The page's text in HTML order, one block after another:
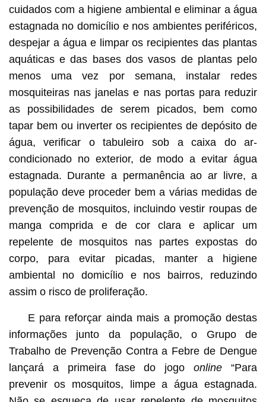
cuidados com a higiene ambiental e eliminar a água
estagnada no domicílio e nos ambientes periféricos,
despejar a água e limpar os recipientes das plantas
aquáticas e das bases dos vasos de plantas pelo
menos uma vez por semana, instalar redes
mosquiteiras nas janelas e nas portas para reduzir
as possibilidades de serem picados, bem como
tapar bem ou inverter os recipientes de depósito de
água, verificar o tabuleiro sob a caixa do ar-
condicionado no exterior, de modo a evitar água
estagnada. Durante a permanência ao ar livre, a
população deve proceder bem a várias medidas de
prevenção de mosquitos, incluindo vestir roupas de
manga comprida e de cor clara e aplicar um
repelente de mosquitos nas partes expostas do
corpo, para evitar picadas, manter a higiene
ambiental no domicílio e nos bairros, reduzindo
assim o risco de proliferação.
E para reforçar ainda mais a promoção destas
informações junto da população, o Grupo de
Trabalho de Prevenção Contra a Febre de Dengue
lançará a primeira fase do jogoonline “Para
prevenir os mosquitos, limpe a água estagnada.